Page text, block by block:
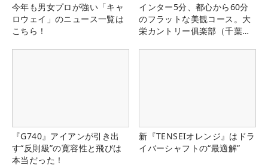
今年も男女プロが強い「キャ
ロウェイ」のニュース一覧は
こちら！
インター5分、都心から60分
のフラットな美観コース。大
栄カントリー俱楽部（千葉
『G740』アイアンが引き出
す“反則級”の寛容性と飛びは
本当だった！
新『TENSEIオレンジ』はドラ
イバーシャフトの“最適解”